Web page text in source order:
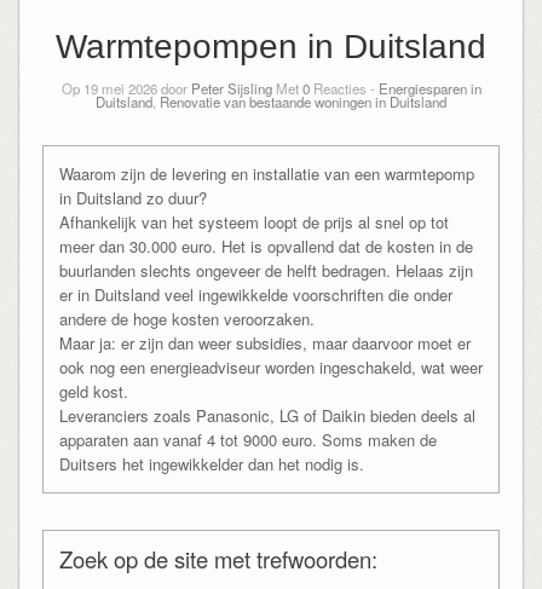
Warmtepompen in Duitsland
Op 19 mei 2026 door Peter SijslingMet0Reacties - Energiesparen in
Duitsland, Renovatie van bestaande woningen in Duitsland
Waarom zijn de levering en installatie van een warmtepomp
in Duitsland zo duur?
Afhankelijk van het systeem loopt de prijs al snel op tot
meer dan 30.000 euro. Het is opvallend dat de kosten in de
buurlanden slechts ongeveer de helft bedragen. Helaas zijn
er in Duitsland veel ingewikkelde voorschriften die onder
andere de hoge kosten veroorzaken.
Maar ja: er zijn dan weer subsidies, maar daarvoor moet er
ook nog een energieadviseur worden ingeschakeld, wat weer
geld kost.
Leveranciers zoals Panasonic, LG of Daikin bieden deels al
apparaten aan vanaf 4 tot 9000 euro. Soms maken de
Duitsers het ingewikkelder dan het nodig is.
Zoek op de site met trefwoorden: